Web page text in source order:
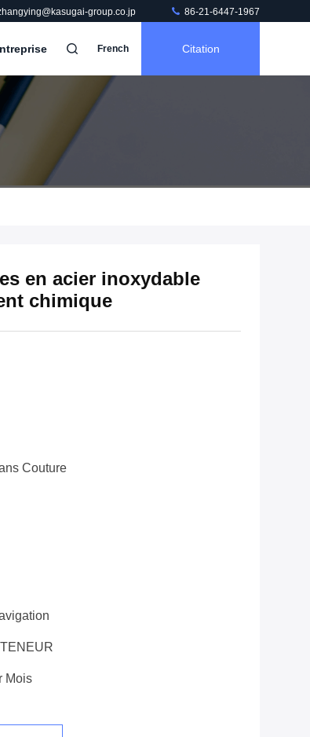
group.co.jp 86-21-6447-1967
French Citation
en acier inoxydable
chimique
Couture
Mois